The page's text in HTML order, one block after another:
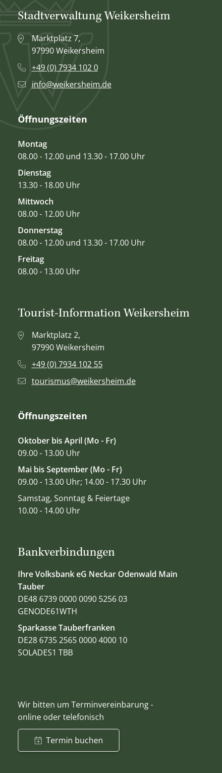
Stadtverwaltung Weikersheim
Marktplatz 7,
97990 Weikersheim
+49 (0) 7934 102 0
info@weikersheim.de
Öffnungszeiten
Montag
08.00 - 12.00 und 13.30 - 17.00 Uhr
Dienstag
13.30 - 18.00 Uhr
Mittwoch
08.00 - 12.00 Uhr
Donnerstag
08.00 - 12.00 und 13.30 - 17.00 Uhr
Freitag
08.00 - 13.00 Uhr
Bankverbindungen
Ihre Volksbank eG Neckar Odenwald Main
Tauber
DE48 6739 0000 0090 5256 03
GENODE61WTH
Sparkasse Tauberfranken
DE28 6735 2565 0000 4000 10
SOLADES1 TBB
Wir bitten um Terminvereinbarung -
online oder telefonisch
Termin buchen
Tourist-Information Weikersheim
Marktplatz 2,
97990 Weikersheim
+49 (0) 7934 102 55
tourismus@weikersheim.de
Öffnungszeiten
Oktober bis April (Mo - Fr)
09.00 - 13.00 Uhr
Mai bis September (Mo - Fr)
09.00 - 13.00 Uhr; 14.00 - 17.30 Uhr
Samstag, Sonntag & Feiertage
10.00 - 14.00 Uhr